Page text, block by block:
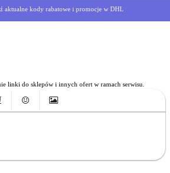
aktualne kody rabatowe i promocje w DHL
linki do sklepów i innych ofert w ramach serwisu.
EmoticonsInsert Image